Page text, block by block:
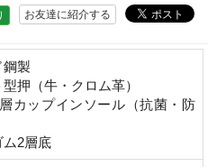
お友達に紹介する
鋼製
押（牛・クロム革）
カップインソール（抗菌・防
ム2層底